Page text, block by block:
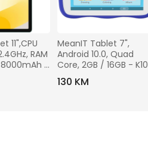
11",CPU
RAM
8000mAh
Green
MeanIT Tablet 7",
Android 10.0, Quad
Core, 2GB / 16GB - K10
PLUS KIDS
130 KM